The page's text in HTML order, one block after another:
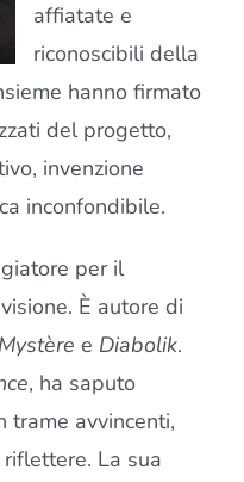
affiatate e
riconoscibili della
hanno firmato
del progetto,
invenzione
inconfondibile.
per il
È autore di
e Diabolik.
, ha saputo
trame avvincenti,
La sua